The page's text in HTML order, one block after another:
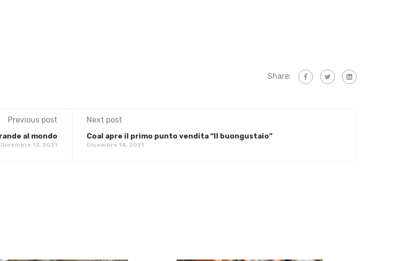
Share:
Previous post
al mondo
Dicembre 13, 2021
Next post
Coal apre il primo punto vendita “Il buongustaio”
Dicembre 14, 2021